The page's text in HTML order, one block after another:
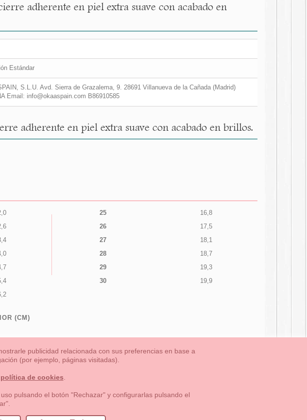
adherente en piel extra suave con acabado en
Estándar
S.L.U. Avd. Sierra de Grazalema, 9. 28691 Villanueva de la Cañada (Madrid)
Email: info@okaaspain.com B86910585
adherente en piel extra suave con acabado en brillos.
25
16,8
26
17,5
27
18,1
28
18,7
29
19,3
30
19,9
(CM)
NUEVA COLECCION OUTLET-ULTIMAS TALLAS
Privacidad
(España)
publicidad relacionada con sus preferencias en base a
(por ejemplo, páginas visitadas).
política de cookies
pulsando el botón "Rechazar" y configurarlas pulsando el